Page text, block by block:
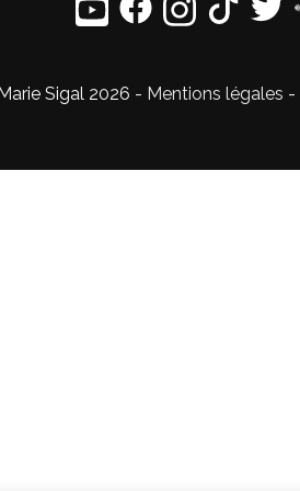
Sigal 2026 - Mentions légales -